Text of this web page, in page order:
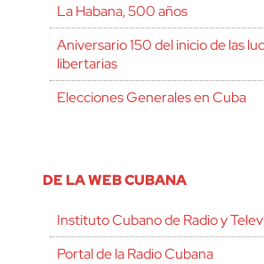
La Habana, 500 años
Aniversario 150 del inicio de las
libertarias
Elecciones Generales en Cuba
DE LA WEB CUBANA
Instituto Cubano de Radio y
Portal de la Radio Cubana